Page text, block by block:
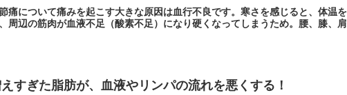
痛について痛みを起こす大きな原因は血行不良です。寒さを感じると、体
周辺の筋肉が血液不足（酸素不足）になり硬くなってしまうため。腰、膝、
すぎた脂肪が、血液やリンパの流れを悪くする！